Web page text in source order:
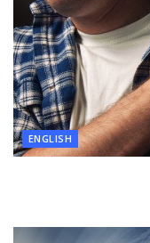
ENGLISH